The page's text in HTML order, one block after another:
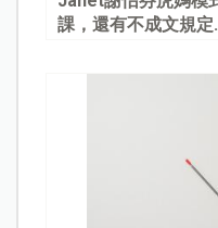
課，還有不成文規